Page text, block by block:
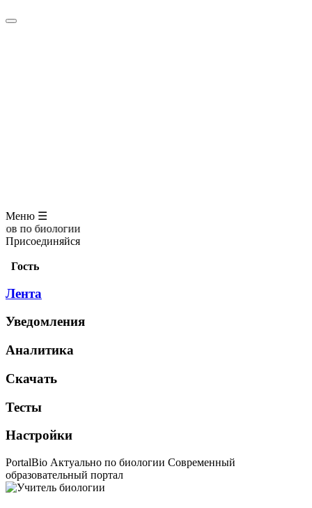
Меню ☰
Присоединяйся
Гость
Лента
Уведомления
Аналитика
Скачать
Тесты
Настройки
PortalBio Актуально по биологии Современный
образовательный портал